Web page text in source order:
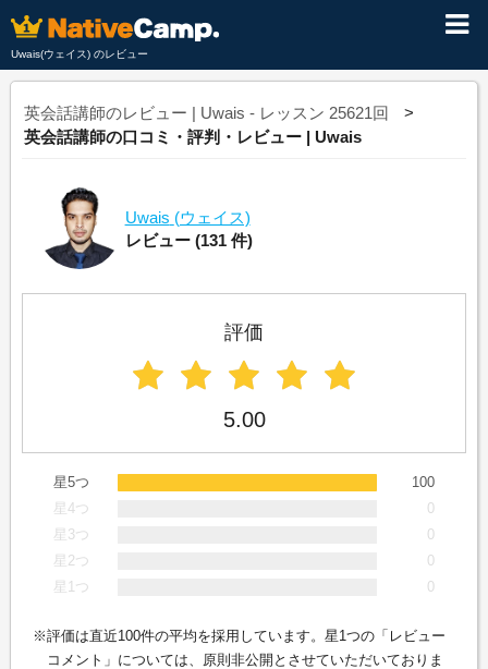
Uwais(ウェイス) のレビュー
英会話講師のレビュー | Uwais - レッスン 25621回
英会話講師の口コミ・評判・レビュー | Uwais
Uwais (ウェイス)
レビュー (131 件)
評価
5.00
星5つ
100
星4つ
0
星3つ
0
星2つ
0
星1つ
0
評価は直近100件の平均を採用しています。星1つの「レビュー
コメント」については、原則非公開とさせていただいておりま